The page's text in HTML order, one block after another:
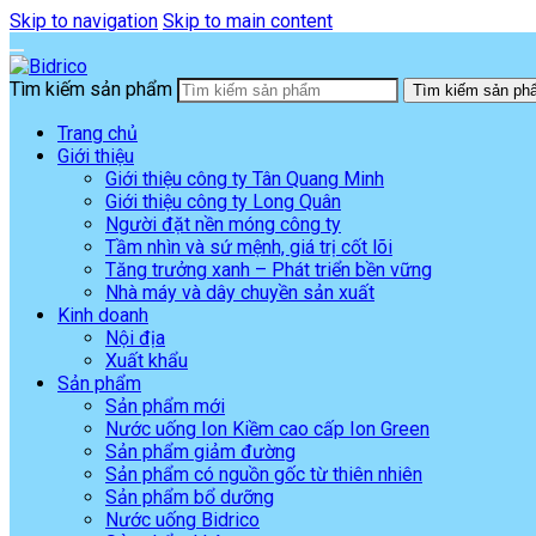
Skip to navigation Skip to main content
Tìm kiếm sản phẩm Tìm kiếm sản
Trang chủ
Giới thiệu
Giới thiệu công ty Tân Quang Minh
Giới thiệu công ty Long Quân
Người đặt nền móng công ty
Tầm nhìn và sứ mệnh, giá trị cốt lõi
Tăng trưởng xanh – Phát triển bền vững
Nhà máy và dây chuyền sản xuất
Kinh doanh
Nội địa
Xuất khẩu
Sản phẩm
Sản phẩm mới
Nước uống Ion Kiềm cao cấp Ion Green
Sản phẩm giảm đường
Sản phẩm có nguồn gốc từ thiên nhiên
Sản phẩm bổ dưỡng
Nước uống Bidrico